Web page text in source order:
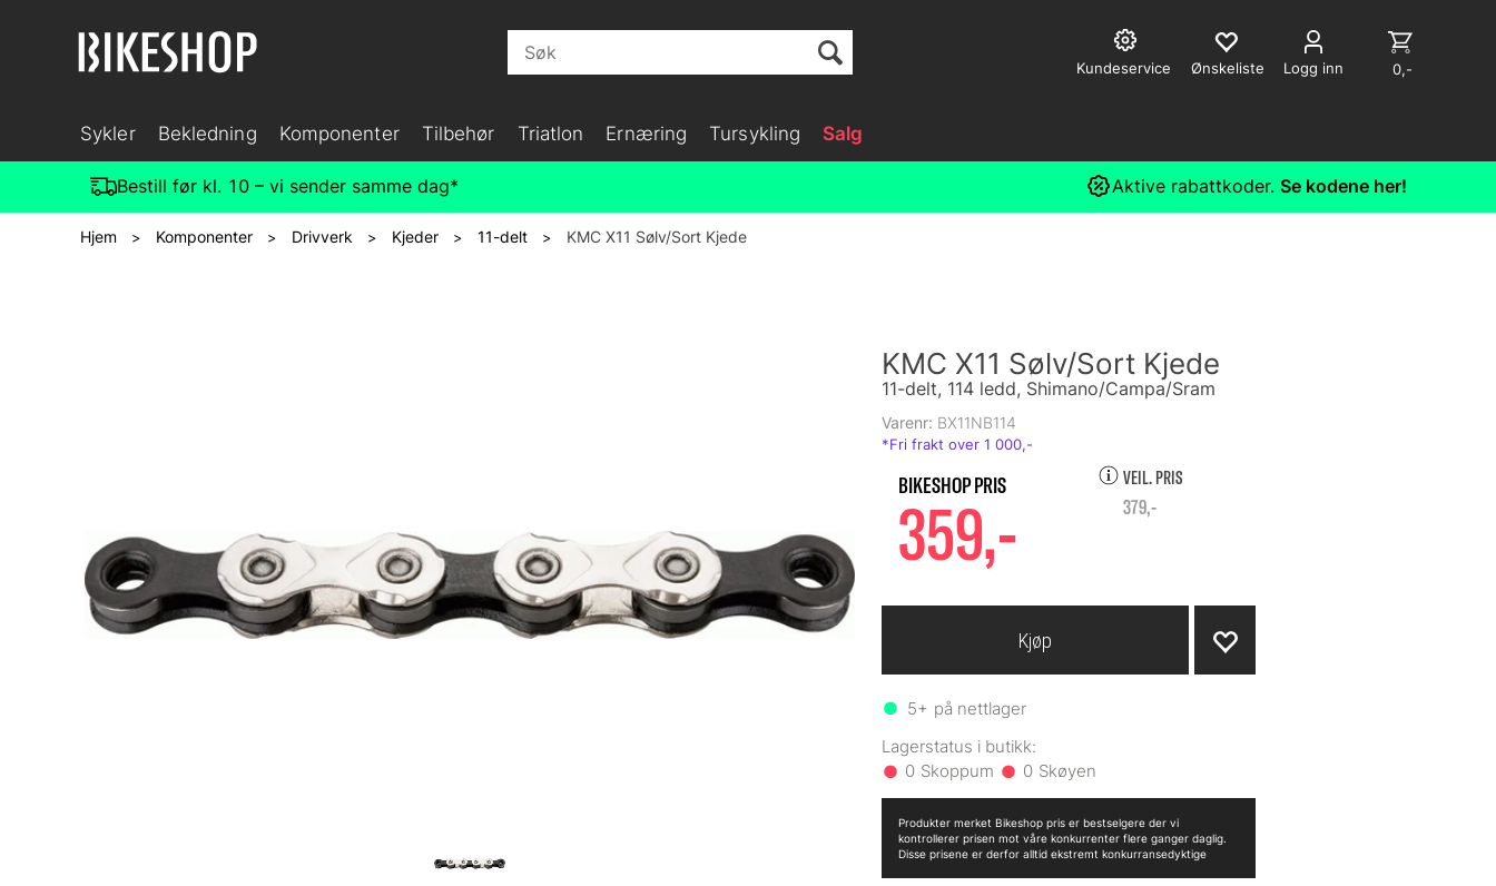
Logg inn
Kundeservice 0,-
Sykler Bekledning Komponenter Tilbehør Triatlon Ernæring Tursykling Salg
Bestill før kl. 10 – vi sender samme dag* Aktive rabattkoder. Se kodene her!
Hjem > Komponenter > Drivverk > Kjeder > 11-delt > KMC X11 Sølv/Sort Kjede
KMC X11 Sølv/Sort Kjede
11-delt, 114 ledd, Shimano/Campa/Sram
Varenr: BX11NB114
359,-
VEIL. PRIS
379,-
5+ på nettlager
0 0
Kjøp
Produkter merket Bikeshop pris er bestselgere der vi
kontrollerer prisen mot våre konkurrenter flere ganger daglig.
Disse prisene er derfor alltid ekstremt konkurransedyktige